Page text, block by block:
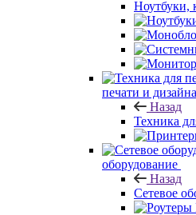
Ноутбуки,
печати и дизайна
Назад
Техника
оборудование
Назад
Сетевое